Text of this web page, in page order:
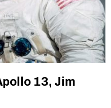
13, Jim